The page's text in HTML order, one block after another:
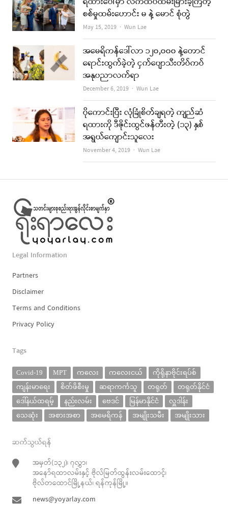
စစ်မှုထမ်းဟောင်း မ နဲ့ မောင် စုံတွဲ
May 15, 2019 Author
Wun Lae
အမေရိကန်ဒေါ်လာ ၁၂၀,၀၀၀ နဲ့တောင်
ရောင်းထွက်ခဲ့တဲ့ ငှက်ပျောသီးတိပ်ကပ်
အနုပညာလက်ရာ
December 6, 2019 Author
Wun Lae
ပိုကောင်းပြီး လုံခြုံစိတ်ချရတဲ့ ကျည်ဆံ
ရထားကို ဒီဇိုင်းထွင်ဖန်တီးတဲ့ (၁၃) နှစ်
အရွယ်ကျောင်းသူလေး
November 4, 2019 Author
Wun Lae
Legal Information
Partners
Disclaimer
Terms and Conditions
Privacy Policy
Tags
Covid-19 MPT ကလေး ကလေးငယ်
ကိုရိုနာဗိုင်းရပ်စ်
ကျန်းမာရေး
စိတ်ဖိစီးမှု ဆရာကင်္ကသူ တရုတ်
တရုတ်နိုင်ငံ
ဒေါ်နယ်ထရမ့်
နည်းလမ်း ဗေဒင် မြန်မာနိုင်ငံ
လှူဒါန်း
သေဆုံး
အစားအစာ အမေရိကန် အမျိုးသမီး အမျိုးသား
ဆက်သွယ်ရန်
အမှတ်(၁၃၂)၊ ၇လွှာ၊
အနော်ရထာလမ်းနှင့် ဗိုလ်မြတ်ထွန်းလမ်းထောင့်၊
ဗိုလ်တထောင်မြို့နယ်၊ ရန်ကုန်မြို့။
news@yoyarlay.com